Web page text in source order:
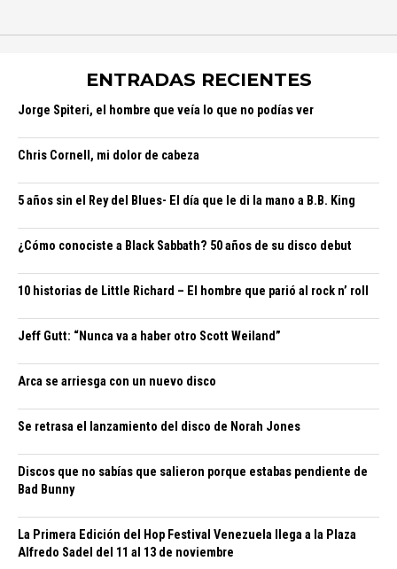
ENTRADAS RECIENTES
Jorge Spiteri, el hombre que veía lo que no podías ver
Chris Cornell, mi dolor de cabeza
5 años sin el Rey del Blues- El día que le di la mano a B.B. King
¿Cómo conociste a Black Sabbath? 50 años de su disco debut
10 historias de Little Richard – El hombre que parió al rock n’ roll
Jeff Gutt: “Nunca va a haber otro Scott Weiland”
Arca se arriesga con un nuevo disco
Se retrasa el lanzamiento del disco de Norah Jones
Discos que no sabías que salieron porque estabas pendiente de
Bad Bunny
La Primera Edición del Hop Festival Venezuela llega a la Plaza
Alfredo Sadel del 11 al 13 de noviembre